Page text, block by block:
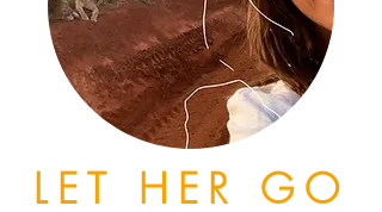
LET HER GO